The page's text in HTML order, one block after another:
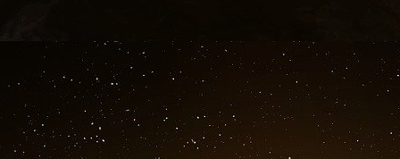
consentement de l’enfant en question :
du parent ou bien utilisé au service d’un
Avons-nous encore des moments intimes,
notre cercle proche sans avoir besoin d’en